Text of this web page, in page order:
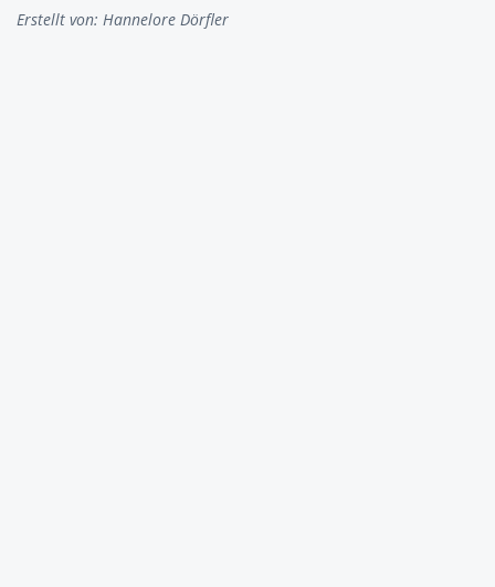
Erstellt von: Hannelore Dörfler